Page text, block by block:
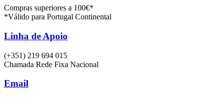
Compras superiores a 100€*
*Válido para Portugal Continental
Linha de Apoio
(+351) 219 694 015
Chamada Rede Fixa Nacional
Email